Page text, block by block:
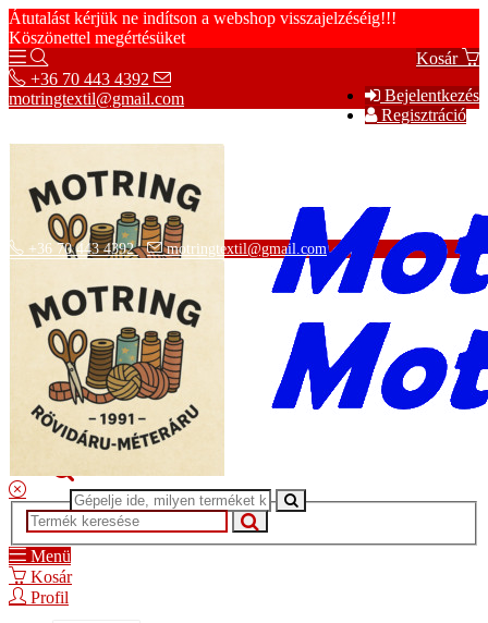
Átutalást kérjük ne indítson a webshop visszajelzéséig!!!
Köszönettel megértésüket
Kosár
Bejelentkezés
Regisztráció
+36 70 443 4392
motringtextil@gmail.com
Adatvédelmi tájékoztató
ÁSZF
Szállítási információk
+36 70 443 4392 motringtextil@gmail.com
Menü
Kosár
Profil